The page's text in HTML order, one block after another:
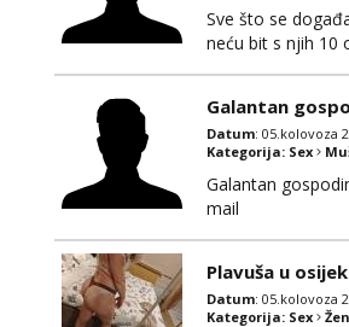
Sve što se
neću bit s njih 10
Galantan
Datum: 05.kolovoza
Kategorija: Sex
Galantan
mail
Plavuša u
Datum: 05.kolovoza
Kategorija: Sex